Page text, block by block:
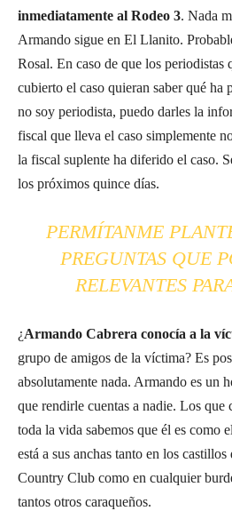
inmediatamente al Rodeo 3. Nada
Armando sigue en El Llanito.
Rosal. En caso de que los periodistas
cubierto el caso quieran saber qué ha
no soy periodista, puedo darles la
fiscal que lleva el caso simplemente
la fiscal suplente ha diferido el caso.
los próximos quince días.
PERMÍTANME
PREGUNTAS QUE
RELEVANTES
¿Armando Cabrera conocía a la
grupo de amigos de la víctima? Es
absolutamente nada. Armando es un
que rendirle cuentas a nadie. Los que
toda la vida sabemos que él es como
está a sus anchas tanto en los
Country Club como en cualquier
tantos otros caraqueños.